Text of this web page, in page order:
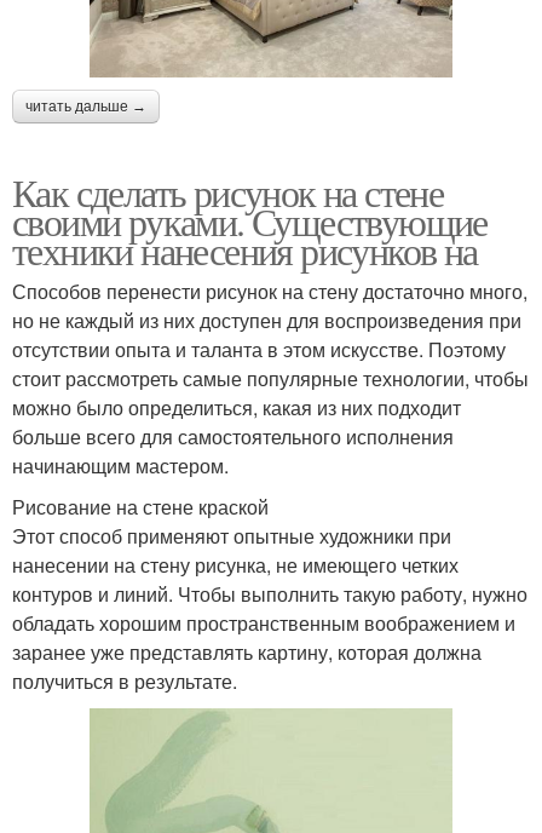
читать дальше →
Как сделать рисунок на стене
своими руками. Существующие
техники нанесения рисунков на
Способов перенести рисунок на стену достаточно много,
но не каждый из них доступен для воспроизведения при
отсутствии опыта и таланта в этом искусстве. Поэтому
стоит рассмотреть самые популярные технологии, чтобы
можно было определиться, какая из них подходит
больше всего для самостоятельного исполнения
начинающим мастером.
Рисование на стене краской
Этот способ применяют опытные художники при
нанесении на стену рисунка, не имеющего четких
контуров и линий. Чтобы выполнить такую работу, нужно
обладать хорошим пространственным воображением и
заранее уже представлять картину, которая должна
получиться в результате.